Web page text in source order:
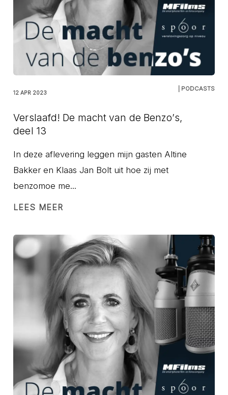
12 APR 2023
| PODCASTS
Verslaafd! De macht van de Benzo’s,
deel 13
In deze aflevering leggen mijn gasten Altine
Bakker en Klaas Jan Bolt uit hoe zij met
benzomoe me...
LEES MEER